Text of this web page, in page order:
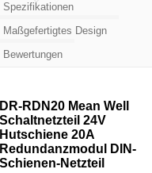
Spezifikationen
Maßgefertigtes Design
Bewertungen
DR-RDN20 Mean Well
Schaltnetzteil 24V
Hutschiene 20A
Redundanzmodul DIN-
Schienen-Netzteil